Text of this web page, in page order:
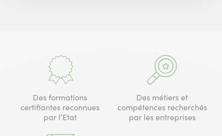
Des formations
certifiantes reconnues
par l’Etat
Des métiers et
compétences recherchés
par les entreprises